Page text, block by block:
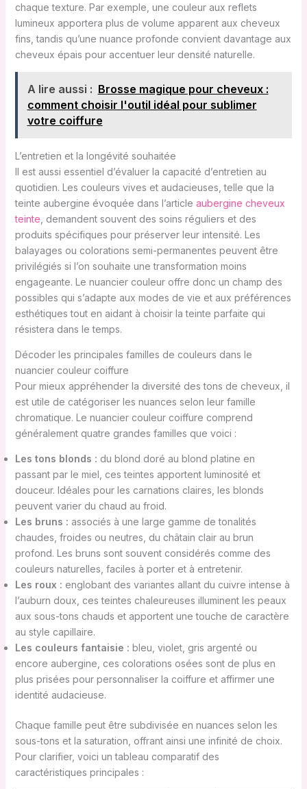
chaque texture. Par exemple, une couleur aux reflets
lumineux apportera plus de volume apparent aux cheveux
fins, tandis qu’une nuance profonde convient davantage aux
cheveux épais pour accentuer leur densité naturelle.
A lire aussi : Brosse magique pour cheveux :
comment choisir l'outil idéal pour sublimer
votre coiffure
L’entretien et la longévité souhaitée
Il est aussi essentiel d’évaluer la capacité d’entretien au
quotidien. Les couleurs vives et audacieuses, telle que la
teinte aubergine évoquée dans l’article aubergine cheveux
teinte, demandent souvent des soins réguliers et des
produits spécifiques pour préserver leur intensité. Les
balayages ou colorations semi-permanentes peuvent être
privilégiés si l’on souhaite une transformation moins
engageante. Le nuancier couleur offre donc un champ des
possibles qui s’adapte aux modes de vie et aux préférences
esthétiques tout en aidant à choisir la teinte parfaite qui
résistera dans le temps.
Décoder les principales familles de couleurs dans le
nuancier couleur coiffure
Pour mieux appréhender la diversité des tons de cheveux, il
est utile de catégoriser les nuances selon leur famille
chromatique. Le nuancier couleur coiffure comprend
généralement quatre grandes familles que voici :
Les tons blonds : du blond doré au blond platine en
passant par le miel, ces teintes apportent luminosité et
douceur. Idéales pour les carnations claires, les blonds
peuvent varier du chaud au froid.
Les bruns : associés à une large gamme de tonalités
chaudes, froides ou neutres, du châtain clair au brun
profond. Les bruns sont souvent considérés comme des
couleurs naturelles, faciles à porter et à entretenir.
Les roux : englobant des variantes allant du cuivre intense à
l’auburn doux, ces teintes chaleureuses illuminent les peaux
aux sous-tons chauds et apportent une touche de caractère
au style capillaire.
Les couleurs fantaisie : bleu, violet, gris argenté ou
encore aubergine, ces colorations osées sont de plus en
plus prisées pour personnaliser la coiffure et affirmer une
identité audacieuse.
Chaque famille peut être subdivisée en nuances selon les
sous-tons et la saturation, offrant ainsi une infinité de choix.
Pour clarifier, voici un tableau comparatif des
caractéristiques principales :